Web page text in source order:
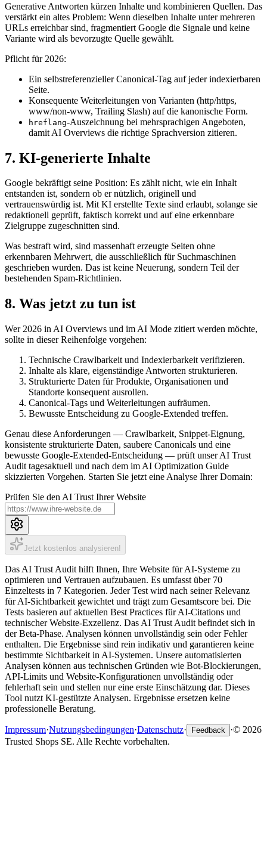
Generative Antworten kürzen Inhalte und kombinieren Quellen. Das
verstärkt ein altes Problem: Wenn dieselben Inhalte unter mehreren
URLs erreichbar sind, fragmentiert Google die Signale und keine
Variante wird als bevorzugte Quelle gewählt.
Pflicht für 2026:
Ein selbstreferenzieller Canonical-Tag auf jeder indexierbaren
Seite.
Konsequente Weiterleitungen von Varianten (http/https,
www/non-www, Trailing Slash) auf die kanonische Form.
hreflang-Auszeichnung bei mehrsprachigen Angeboten,
damit AI Overviews die richtige Sprachversion zitieren.
7. KI-generierte Inhalte
Google bekräftigt seine Position: Es zählt nicht, wie ein Inhalt
entstanden ist, sondern ob er nützlich, originell und
vertrauenswürdig ist. Mit KI erstellte Texte sind erlaubt, solange sie
redaktionell geprüft, faktisch korrekt und auf eine erkennbare
Zielgruppe zugeschnitten sind.
Was bestraft wird, sind massenhaft erzeugte Seiten ohne
erkennbaren Mehrwert, die ausschließlich für Suchmaschinen
geschrieben wurden. Das ist keine Neuerung, sondern Teil der
bestehenden Spam-Richtlinien.
8. Was jetzt zu tun ist
Wer 2026 in AI Overviews und im AI Mode zitiert werden möchte,
sollte in dieser Reihenfolge vorgehen:
Technische Crawlbarkeit und Indexierbarkeit verifizieren.
Inhalte als klare, eigenständige Antworten strukturieren.
Strukturierte Daten für Produkte, Organisationen und
Standorte konsequent ausrollen.
Canonical-Tags und Weiterleitungen aufräumen.
Bewusste Entscheidung zu Google-Extended treffen.
Genau diese Anforderungen — Crawlbarkeit, Snippet-Eignung,
konsistente strukturierte Daten, saubere Canonicals und eine
bewusste Google-Extended-Entscheidung — prüft unser AI Trust
Audit tagesaktuell und nach dem im AI Optimization Guide
skizzierten Vorgehen. Starten Sie jetzt eine Analyse Ihrer Domain:
Prüfen Sie den AI Trust Ihrer Website
Jetzt kostenlos analysieren!
Das AI Trust Audit hilft Ihnen, Ihre Website für AI-Systeme zu
optimieren und Vertrauen aufzubauen. Es umfasst über 70
Einzeltests in 7 Kategorien. Jeder Test wird nach seiner Relevanz
für AI-Sichtbarkeit gewichtet und trägt zum Gesamtscore bei. Die
Tests basieren auf aktuellen Best Practices für AI-Citations und
technischer Website-Exzellenz. Das AI Trust Audit befindet sich in
der Beta-Phase. Analysen können unvollständig sein oder Fehler
enthalten. Die Ergebnisse sind rein indikativ und garantieren keine
bestimmte Sichtbarkeit in AI-Systemen. Unsere automatisierten
Analysen können aus technischen Gründen wie Bot-Blockierungen,
API-Limits und Website-Konfigurationen unvollständig oder
fehlerhaft sein und stellen nur eine erste Einschätzung dar. Dieses
Tool nutzt KI-gestützte Analysen. Ergebnisse ersetzen keine
professionelle Beratung.
Impressum·Nutzungsbedingungen·Datenschutz· Feedback ·© 2026
Trusted Shops SE. Alle Rechte vorbehalten.